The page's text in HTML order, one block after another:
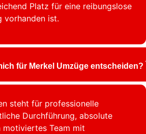
Platz für eine reibungslose
vorhanden ist.
für Merkel Umzüge entscheiden?
steht für professionelle
Durchführung, absolute
motiviertes Team mit